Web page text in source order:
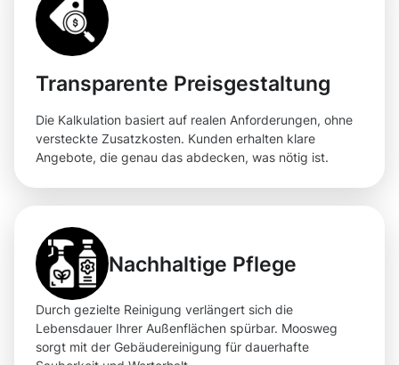
Transparente Preisgestaltung
Die Kalkulation basiert auf realen Anforderungen, ohne
versteckte Zusatzkosten. Kunden erhalten klare
Angebote, die genau das abdecken, was nötig ist.
Nachhaltige Pflege
Durch gezielte Reinigung verlängert sich die
Lebensdauer Ihrer Außenflächen spürbar. Moosweg
sorgt mit der Gebäudereinigung für dauerhafte